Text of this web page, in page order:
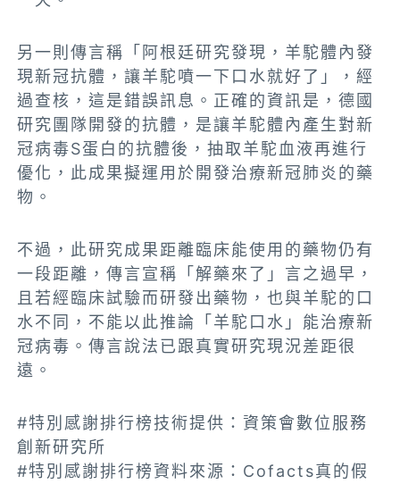
另一則傳言稱「阿根廷研究發現，羊駝體內發
現新冠抗體，讓羊駝噴一下口水就好了」，經
過查核，這是錯誤訊息。正確的資訊是，德國
研究團隊開發的抗體，是讓羊駝體內產生對新
冠病毒S蛋白的抗體後，抽取羊駝血液再進行
優化，此成果擬運用於開發治療新冠肺炎的藥
物。
不過，此研究成果距離臨床能使用的藥物仍有
一段距離，傳言宣稱「解藥來了」言之過早，
且若經臨床試驗而研發出藥物，也與羊駝的口
水不同，不能以此推論「羊駝口水」能治療新
冠病毒。傳言說法已跟真實研究現況差距很
遠。
#特別感謝排行榜技術提供：資策會數位服務
創新研究所
#特別感謝排行榜資料來源：Cofacts真的假